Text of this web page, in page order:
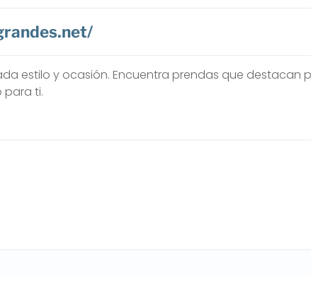
estilo y ocasión. Encuentra prendas que destacan
ti.